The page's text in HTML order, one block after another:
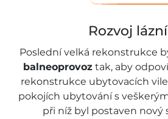
Rozvoj
Poslední velká rekonstrukce
balneoprovoztak, aby
rekonstrukce ubytovacích
pokojích ubytování s
při níž byl postaven nový